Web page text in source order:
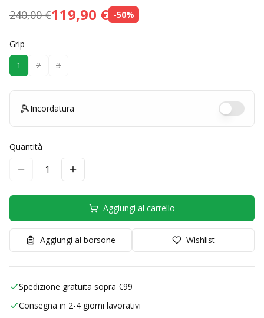
240,00 €119,90 € -50%
Grip
1
2 3
🎾Incordatura
Quantità
1
Aggiungi al carrello
Aggiungi al borsone Wishlist
Spedizione gratuita sopra €99
Consegna in 2-4 giorni lavorativi